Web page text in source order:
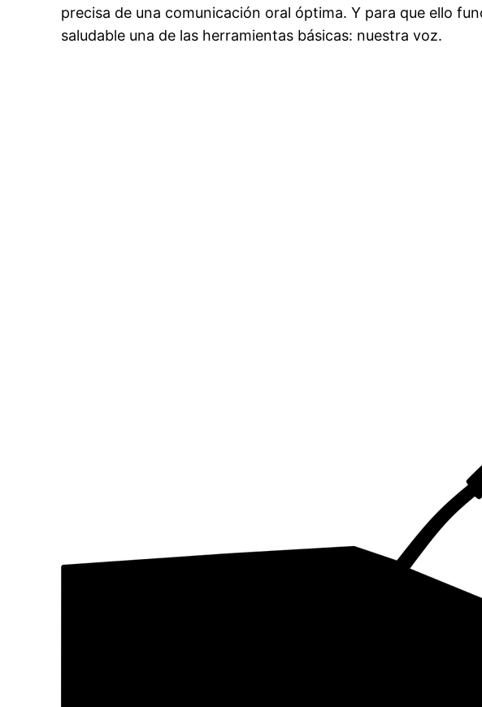
precisa de una comunicación oral óptima. Y para que ello
saludable una de las herramientas básicas: nuestra voz.